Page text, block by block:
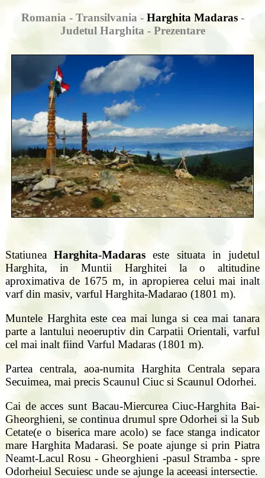
Romania - Transilvania - Harghita Madaras-
Judetul Harghita - Prezentare
StatiuneaHarghita-Madaras este situata in judetul
Harghita, in Muntii Harghitei la o altitudine
aproximativa de 1675 m, in apropierea celui mai inalt
varf din masiv, varful Harghita-Madarao (1801 m).
Muntele Harghita este cea mai lunga si cea mai tanara
parte a lantului neoeruptiv din Carpatii Orientali, varful
cel mai inalt fiind Varful Madaras (1801 m).
Partea centrala, aoa-numita Harghita Centrala separa
Secuimea, mai precis Scaunul Ciuc si Scaunul Odorhei.
Cai de acces sunt Bacau-Miercurea Ciuc-Harghita Bai-
Gheorghieni, se continua drumul spre Odorhei si la Sub
Cetate(e o biserica mare acolo) se face stanga indicator
mare Harghita Madarasi. Se poate ajunge si prin Piatra
Neamt-Lacul Rosu - Gheorghieni -pasul Stramba - spre
Odorheiul Secuiesc unde se ajunge la aceeasi intersectie.